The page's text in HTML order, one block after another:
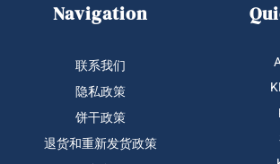
Navigation
联系我们
隐私政策
饼干政策
退货和重新发货政策